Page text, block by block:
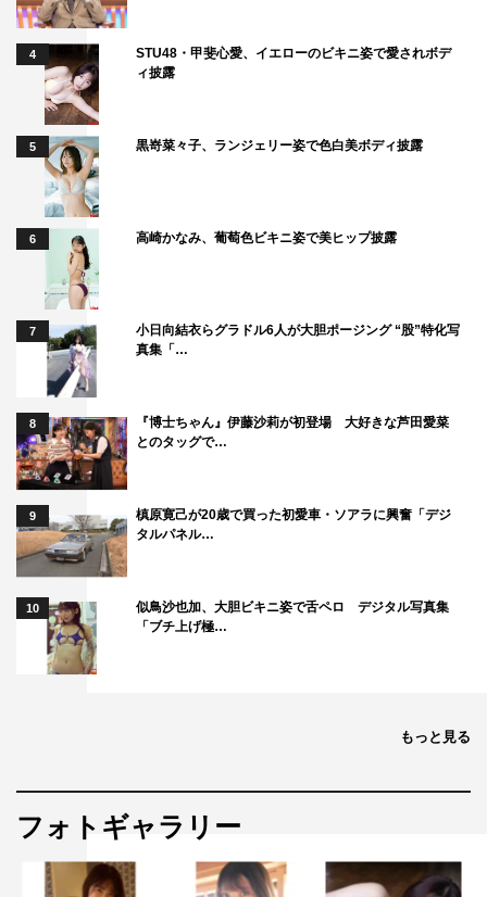
4
STU48・甲斐心愛、イエローのビキニ姿で愛されボデ
ィ披露
5 黒嵜菜々子、ランジェリー姿で色白美ボディ披露
6 高崎かなみ、葡萄色ビキニ姿で美ヒップ披露
7
小日向結衣らグラドル6人が大胆ポージング “股”特化写
真集「…
8
『博士ちゃん』伊藤沙莉が初登場 大好きな芦田愛菜
とのタッグで…
9
槙原寛己が20歳で買った初愛車・ソアラに興奮「デジ
タルパネル…
10
似鳥沙也加、大胆ビキニ姿で舌ペロ デジタル写真集
「ブチ上げ極…
もっと見る
フォトギャラリー